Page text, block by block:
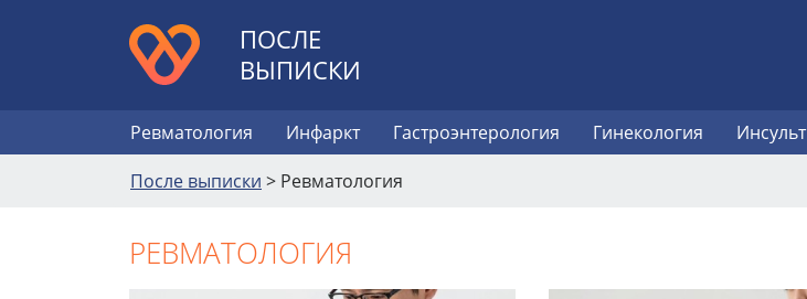
ПОСЛЕ
ВЫПИСКИ
Ревматология Инфаркт Гастроэнтерология Гинекология Инсульт
После выписки > Ревматология
РЕВМАТОЛОГИЯ